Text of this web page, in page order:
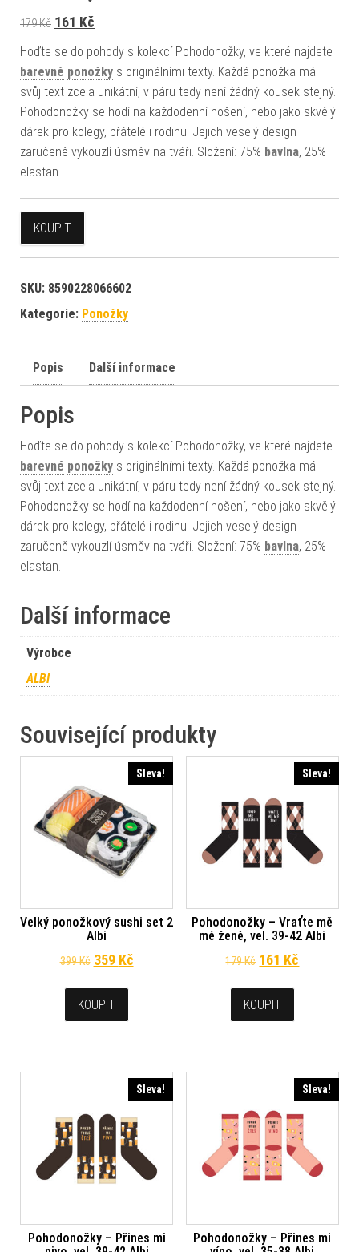
179Kč Původní cena byla: 179 Kč.
161 Kč
Hoďte se do pohody s kolekcí Pohodonožky, ve které najdete
barevné ponožky s originálními texty. Každá ponožka má
svůj text zcela unikátní, v páru tedy není žádný kousek stejný.
Pohodonožky se hodí na každodenní nošení, nebo jako skvělý
dárek pro kolegy, přátelé i rodinu. Jejich veselý design
zaručeně vykouzlí úsměv na tváři. Složení: 75% bavlna, 25%
elastan.
KOUPIT
SKU: 8590228066602
Kategorie: Ponožky
Popis Další informace
Popis
Hoďte se do pohody s kolekcí Pohodonožky, ve které najdete
barevné ponožky s originálními texty. Každá ponožka má
svůj text zcela unikátní, v páru tedy není žádný kousek stejný.
Pohodonožky se hodí na každodenní nošení, nebo jako skvělý
dárek pro kolegy, přátelé i rodinu. Jejich veselý design
zaručeně vykouzlí úsměv na tváři. Složení: 75% bavlna, 25%
elastan.
Další informace
Výrobce
ALBI
Související produkty
Sleva!
Velký ponožkový sushi set 2
Albi
399Kč Původní cena byla: 399 Kč.
359 KčAktuální cena je: 359 Kč.
KOUPIT
Sleva!
Pohodonožky – Vraťte mě
mé ženě, vel. 39-42 Albi
179Kč Původní cena
161 Kč
KOUPIT
Sleva!
Pohodonožky – Přines mi
Sleva!
Pohodonožky – Přines mi